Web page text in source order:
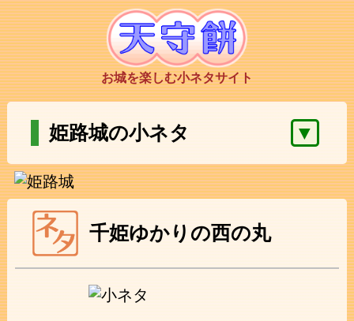
お城を楽しむ小ネタサイト
姫路城の小ネタ ▼
千姫ゆかりの西の丸